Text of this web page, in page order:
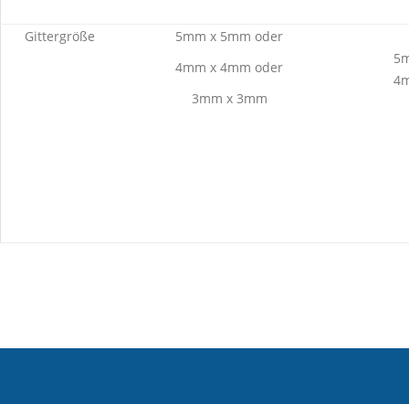
Gittergröße
5mm x 5mm oder
4mm x 4mm oder
3mm x 3mm